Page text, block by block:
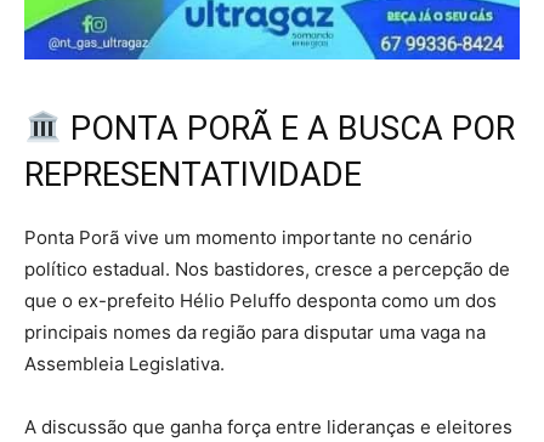
PONTA PORÃ E A BUSCA POR
REPRESENTATIVIDADE
Ponta Porã vive um momento importante no cenário
político estadual. Nos bastidores, cresce a percepção de
que o ex-prefeito Hélio Peluffo desponta como um dos
principais nomes da região para disputar uma vaga na
Assembleia Legislativa.
A discussão que ganha força entre lideranças e eleitores